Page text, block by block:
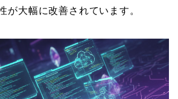
が大幅に改善されています。